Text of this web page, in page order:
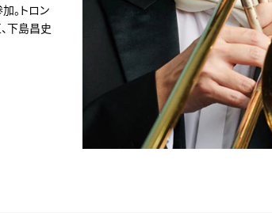
。トロン
下島昌史